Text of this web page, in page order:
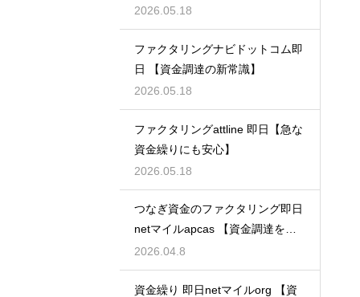
2026.05.18
ファクタリングナビドットコム即
日 【資金調達の新常識】
2026.05.18
ファクタリングattline 即日【急な
資金繰りにも安心】
2026.05.18
つなぎ資金のファクタリング即日
netマイルapcas 【資金調達を加
速させる】
2026.04.8
資金繰り 即日netマイルorg 【資